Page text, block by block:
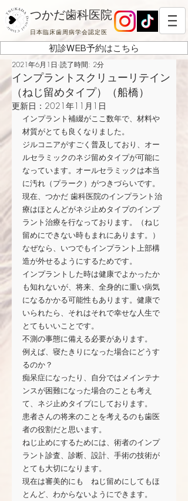
日本臨床歯周病学会認定医
つかだ歯科医院
初診WEB予約はこちら
インプラントスクリューリテイン
（ねじ留めタイプ）（船橋）
2021年6月1日 読了時間: 2分
更新日： 2021年11月1日
インプラント補綴がここ数年で、材料や
材質がとても良くなりました。
ジルコニアがすごく普及しており、オー
ルセラミックのネジ留めタイプが可能に
なっています。オールセラミックは本当
に汚れ（プラーク）がつきづらいです。
現在、つかだ 歯科医院のインプラント治
療はほとんどがネジ止めタイプのインプ
ラント治療を行なっております。（ねじ
留めにできない時もまれにあります。）
なぜなら、いつでもインプラント上部構
造が外せるようにするためです。
インプラントした時は健康でよかったか
も知れないが、将来、全身的に重い病気
になるかかる可能性もあります。健康で
いられたら、それはそれで幸せな人生で
とてもいいことです。
不測の事態に備える必要があります。
例えば、寝たきりになった場合にどうす
るのか？
痴呆症になったり、自分ではメインテナ
ンスが困難になった場合のことも考え
て、ネジ止めタイプにしております。
患者さんの将来のことを考えるのも歯医
者の役割だと思います。
ねじ止めにするためには、術者のインプ
ラント診査、診断、設計、手術の技術が
とても大切になります。
現在は審美的にも　ねじ留めにしてもほ
とんど、わからないようにできます。